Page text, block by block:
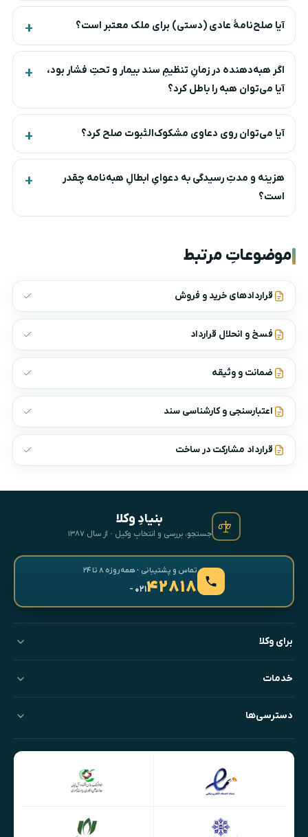
آیا صلح‌نامهٔ عادی (دستی) برای ملک معتبر است؟
اگر هبه‌دهنده در زمانِ تنظیمِ سند بیمار و تحتِ فشار بود،
آیا می‌توان هبه را باطل کرد؟
آیا می‌توان روی دعاوی مشکوک‌الثبوت صلح کرد؟
هزینه و مدتِ رسیدگی به دعوایِ ابطالِ هبه‌نامه چقدر
است؟
موضوعاتِ مرتبط
قراردادهای خرید و فروش
فسخ و انحلال قرارداد
ضمانت و وثیقه
اعتبارسنجی و کارشناسی سند
قرارداد مشارکت در ساخت
بنیادِ وکلا
جستجو، بررسی و انتخابِ وکیل · از سال ۱۳۸۷
تماس و پشتیبانی · همه‌روزه ۸ تا ۲۴
۴۲۸۱۸- ۰۲۱
برای وکلا
خدمات
دسترسی‌ها